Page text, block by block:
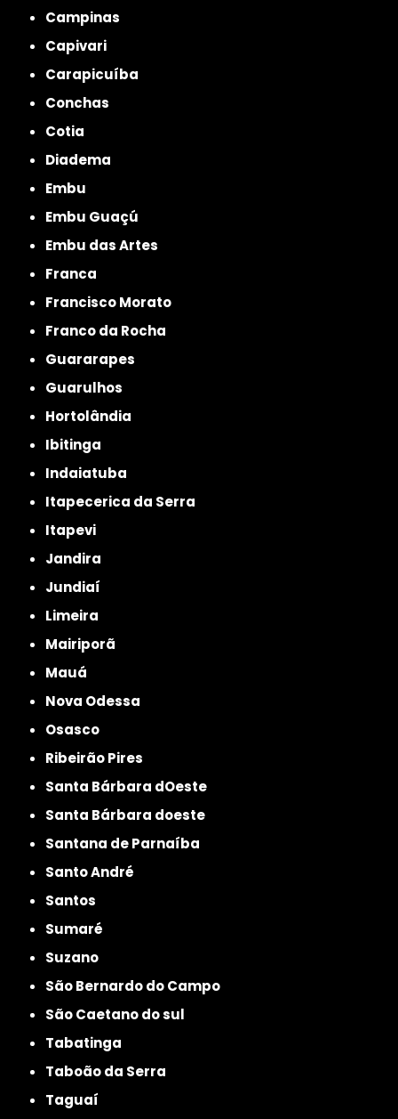
Campinas
Capivari
Carapicuíba
Conchas
Cotia
Diadema
Embu
Embu Guaçú
Embu das Artes
Franca
Francisco Morato
Franco da Rocha
Guararapes
Guarulhos
Hortolândia
Ibitinga
Indaiatuba
Itapecerica da Serra
Itapevi
Jandira
Jundiaí
Limeira
Mairiporã
Mauá
Nova Odessa
Osasco
Ribeirão Pires
Santa Bárbara dOeste
Santa Bárbara doeste
Santana de Parnaíba
Santo André
Santos
Sumaré
Suzano
São Bernardo do Campo
São Caetano do sul
Tabatinga
Taboão da Serra
Taguaí